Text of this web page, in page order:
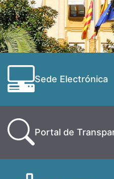
Sede Electrónica
Portal de